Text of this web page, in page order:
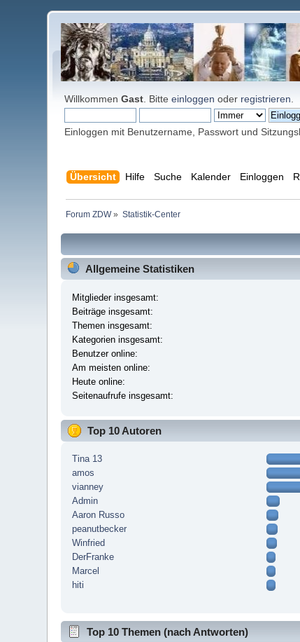
WillkommenGast . Bitteeinloggen oder registrieren
Einloggen mit Benutzername, Passwort und
Übersicht Hilfe Suche Kalender Einloggen
Forum ZDW» Statistik-Center
Allgemeine Statistiken
Mitglieder insgesamt:
Beiträge insgesamt:
Themen insgesamt:
Kategorien insgesamt:
Benutzer online:
Am meisten online:
Heute online:
Seitenaufrufe insgesamt:
Top 10 Autoren
Tina 13
amos
vianney
Admin
Aaron Russo
peanutbecker
Winfried
DerFranke
Marcel
hiti
Top 10 Themen (nach Antworten)